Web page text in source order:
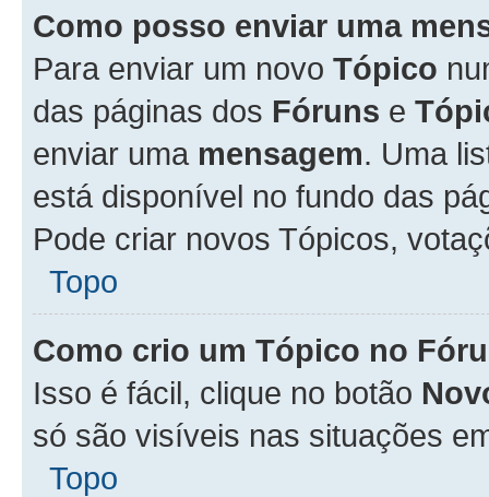
Como posso enviar uma
Para enviar um novo Tópico
das páginas dos Fóruns e
enviar uma mensagem. Uma
está disponível no fundo das
Pode criar novos Tópicos,
Topo
Como crio um Tópico no
Isso é fácil, clique no botão
só são visíveis nas situações
Topo